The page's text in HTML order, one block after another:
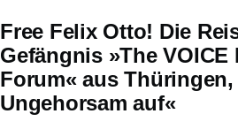
Free Felix Otto! Die
Gefängnis »The VOICE
Forum« aus
Ungehorsam auf«